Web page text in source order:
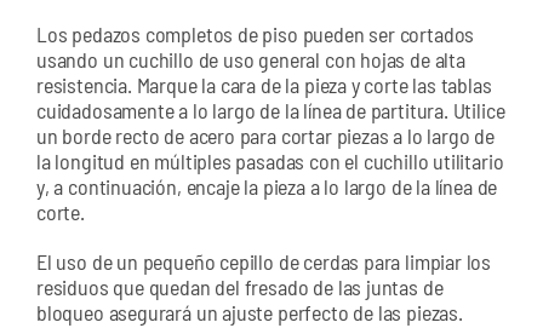
Los pedazos completos de piso pueden ser cortados
usando un cuchillo de uso general con hojas de alta
resistencia. Marque la cara de la pieza y corte las tablas
cuidadosamente a lo largo de la línea de partitura. Utilice
un borde recto de acero para cortar piezas a lo largo de
la longitud en múltiples pasadas con el cuchillo utilitario
y, a continuación, encaje la pieza a lo largo de la línea de
corte.
El uso de un pequeño cepillo de cerdas para limpiar los
residuos que quedan del fresado de las juntas de
bloqueo asegurará un ajuste perfecto de las piezas.